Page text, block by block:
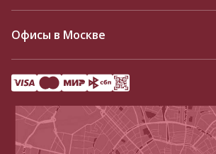
Офисы в Москве